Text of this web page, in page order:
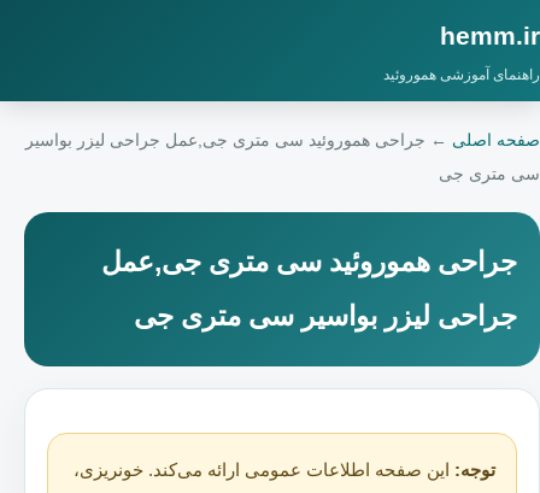
hemm.ir
راهنمای آموزشی هموروئید
صفحه اصلی ← جراحی هموروئید سی متری جی,عمل جراحی لیزر بواسیر
سی متری جی
جراحی هموروئید سی متری جی,عمل
جراحی لیزر بواسیر سی متری جی
توجه: این صفحه اطلاعات عمومی ارائه می‌کند. خونریزی،